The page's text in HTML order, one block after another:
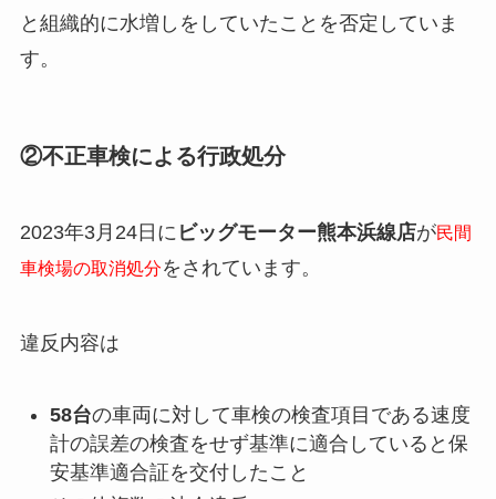
と組織的に水増しをしていたことを否定していま
す。
②不正車検による行政処分
2023年3月24日に ビッグモーター熊本浜線店が民間
車検場の取消処分をされています。
違反内容は
58台の車両に対して車検の検査項目である速度
計の誤差の検査をせず基準に適合していると保
安基準適合証を交付したこと